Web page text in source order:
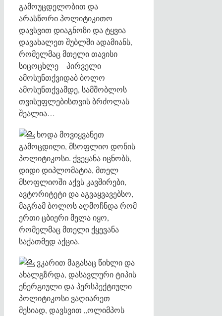
გამოუცდელობით და
არასწორი პოლიტიკითო
დავსვით დიაგნოზი და ტყვია
დავახალეთ შუბლში ადამიანს,
რომელმაც მთელი თავისი
სიცოცხლე – პირველი
ამოსუნთქვიდაბ ბოლო
ამოსუნთქვამდე, სამშობლოს
თვისუფლებისთვის ბრძოლას
შეალია…
ხოდა მოვიყვანეთ
გამოცდილი, მსოფლიო დონის
პოლიტიკოსი. ქვეყანა იცნობს,
დიდი დიპლომატია, მთელ
მსოფლიოში აქვს კავშირები,
ავტორიტეტი და აგვაყვავებსო,
მაგრამ ბოლოს აღმოჩნდა რომ
ერთი ცბიერი მელა იყო,
რომელმაც მთელი ქყევანა
საქათმედ აქცია.
ვკარით მაგასაც წიხლი და
ახალგზრდა, დასავლური ტიპის
ენერგიული და პერსპექტიული
პოლიტიკოსი ვაღიარეთ
მესიად, დავსვით „ოლიმპოს